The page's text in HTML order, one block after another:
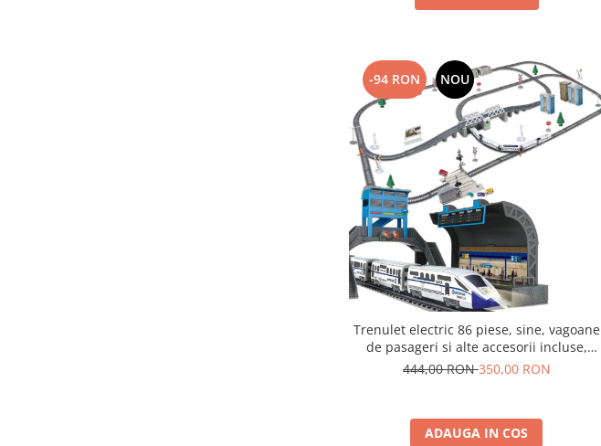
-94 RON NOU
Trenulet electric 86 piese, sine, vagoane
de pasageri si alte accesorii incluse,
efecte luminoase, 170x98,5 cm
444,00 RON350,00 RON
ADAUGA IN COS